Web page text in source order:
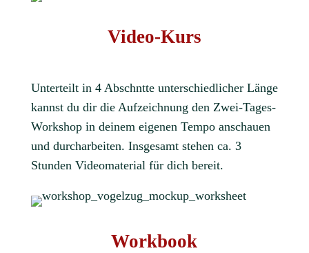
Video-Kurs
Unterteilt in 4 Abschntte unterschiedlicher Länge
kannst du dir die Aufzeichnung den Zwei-Tages-
Workshop in deinem eigenen Tempo anschauen
und durcharbeiten. Insgesamt stehen ca. 3
Stunden Videomaterial für dich bereit.
Workbook